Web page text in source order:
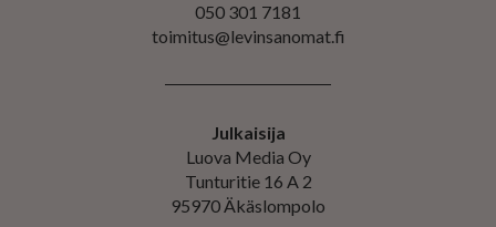
050 301 7181
toimitus@levinsanomat.fi
Julkaisija
Luova Media Oy
Tunturitie 16 A 2
95970 Äkäslompolo